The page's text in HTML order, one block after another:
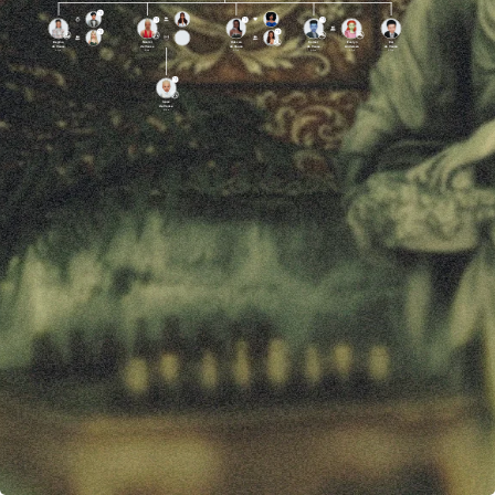
Regina
de Vause
Alive
Naomi
de Vause
Alive
Odessa
de Vause
Alive
Somer
de Vause
Alive
Kai
de Vause
Alive
Isaac
de Vause
Alive
Evelyn
Andersen
Alive